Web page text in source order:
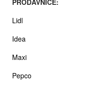
Lidl
Idea
Maxi
Pepco